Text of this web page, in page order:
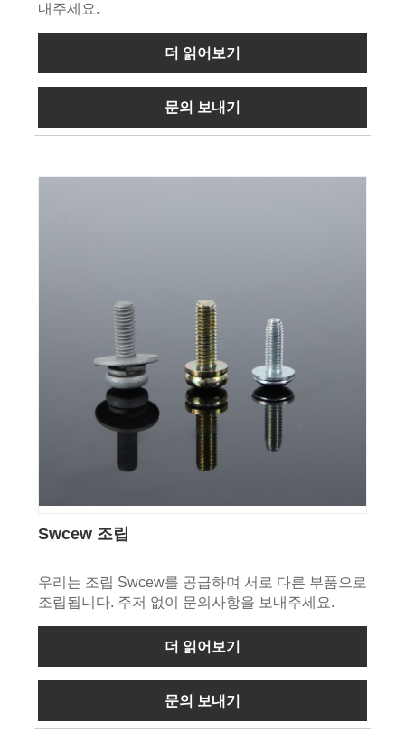
내주세요.
더 읽어보기
문의 보내기
Swcew 조립
우리는 조립 Swcew를 공급하며 서로 다른 부품으로
조립됩니다. 주저 없이 문의사항을 보내주세요.
더 읽어보기
문의 보내기